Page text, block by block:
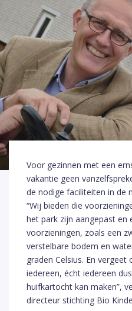
Voor gezinnen met een
vakantie geen
de nodige faciliteiten in de
“Wij bieden die
het park zijn aangepast en
voorzieningen, zoals een
verstelbare bodem en
graden Celsius. En
iedereen, écht iedereen
huifkartocht kan maken”,
directeur stichting Bio